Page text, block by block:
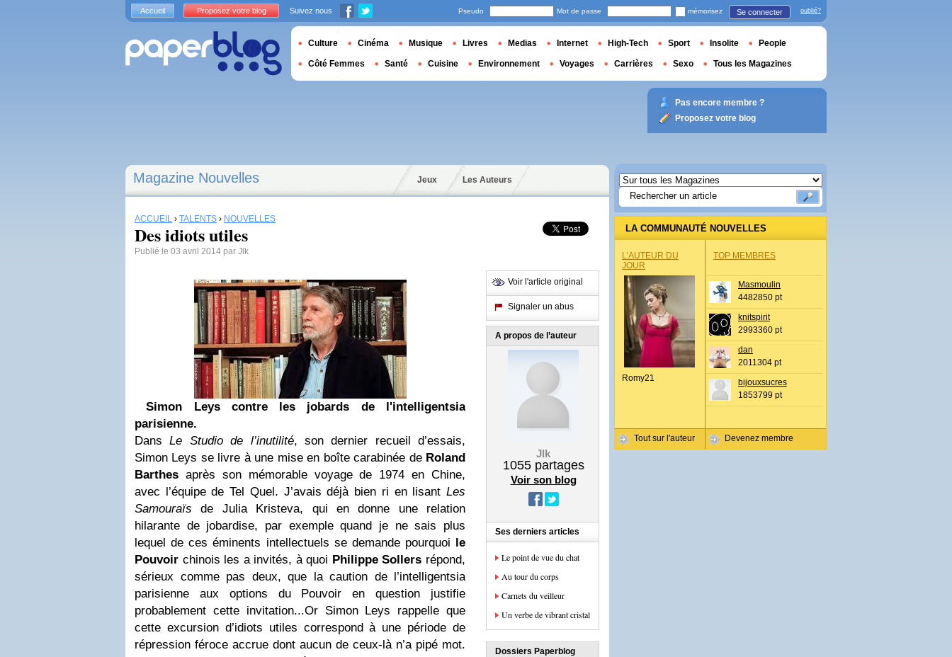
Magazine Nouvelles Jeux Les Auteurs
ACCUEIL › TALENTS › NOUVELLES
Des idiots utiles
Publié le 03 avril 2014 par Jlk
Simon Leyscontre les jobards de l'intelligentsia
parisienne.
DansLe Studio de l’inutilité, son dernier recueil d’essais,
Simon Leys se livre à une mise en boîte carabinée de Roland
Barthes après son mémorable voyage de 1974 en Chine,
avec l’équipe de Tel Quel. J’avais déjà bien ri en lisant Les
Samouraïsde Julia Kristeva, qui en donne une relation
hilarante de jobardise, par exemple quand je ne sais plus
lequel de ces éminents intellectuels se demande pourquoi le
Pouvoir chinois les a invités, à quoi Philippe Sollers répond,
sérieux comme pas deux, que la caution de l’intelligentsia
parisienne aux options du Pouvoir en question justifie
probablement cette invitation...Or Simon Leys rappelle que
cette excursion d’idiots utiles correspond à une période de
répression féroce accrue dont aucun de ceux-là n’a pipé mot.
Voir l'article original
Signaler un abus
A propos de l’auteur
Jlk
1055partages
Voir son blog
Ses derniers articles
Le point de vue du chat
Au tour du corps
Carnets du veilleur
Un verbe de vibrant cristal
Dossiers Paperblog
LA COMMUNAUTÉ NOUVELLES
L’AUTEUR DU
JOUR
Romy21
Tout sur l'auteur
TOP MEMBRES
Masmoulin
4482850 pt
knitspirit
2993360 pt
dan
2011304 pt
bijouxsucres
1853799 pt
Devenez membre
Accueil Proposez votre blog Suivez nous Pseudo Mot de passe mémorisez Se connecter oublié?
Culture Cinéma Musique Livres Medias Internet High-Tech Sport Insolite People
Côté Femmes Santé Cuisine Environnement Voyages Carrières Sexo Tous les Magazines
Pas encore membre ?
Proposez votre blog